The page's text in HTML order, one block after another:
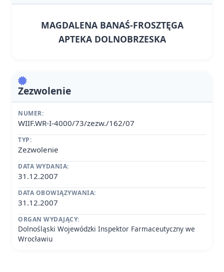
MAGDALENA BANAŚ-FROSZTĘGA
APTEKA DOLNOBRZESKA
Zezwolenie
NUMER:
WIIF.WR-I-4000/73/zezw./162/07
TYP:
Zezwolenie
DATA WYDANIA:
31.12.2007
DATA OBOWIĄZYWANIA:
31.12.2007
ORGAN WYDAJĄCY:
Dolnośląski Wojewódzki Inspektor Farmaceutyczny we
Wrocławiu